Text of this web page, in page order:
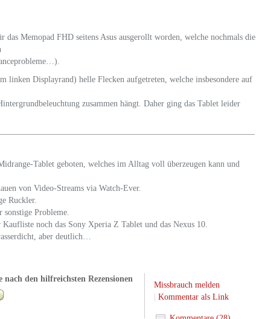
Memopad FHD seitens Asus ausgerollt worden, welche nochmals die
linken Displayrand) helle Flecken aufgetreten, welche insbesondere auf
zusammen hängt. Daher ging das Tablet leider
Tablet geboten, welches im Alltag voll überzeugen kann und
von Video-Streams via Watch-Ever.
Ruckler.
sonstige Probleme.
noch das Sony Xperia Z Tablet und das Nexus 10.
aber deutlich…
den hilfreichsten Rezensionen
Missbrauch melden
Kommentar als Link